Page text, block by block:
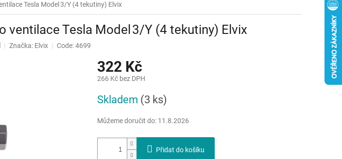
Tesla Model 3/Y (4 tekutiny) Elvix
ventilace Tesla Model 3/Y (4 tekutiny) Elvix
Značka: Elvix Code: 4699
322 Kč
266 Kč bez DPH
cena:
Skladem (3 ks)
Můžeme doručit do: 11.8.2026
Přidat do košíku